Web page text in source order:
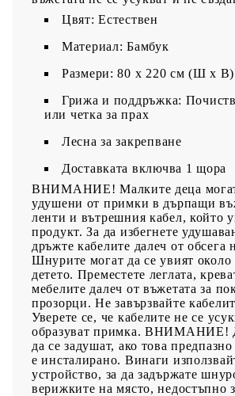
Цвят: Естествен
Материал: Бамбук
Размери: 80 x 220 см (Ш x В)
Грижа и поддръжка:
или четка за прах
Лесна за закрепване
Доставката включва 1 щора
ВНИМАНИЕ! Малките деца могат
удушени от примки в дърпащи
ленти и вътрешния кабел, който
продукт. За да избегнете
дръжте кабелите далеч от обсега
Шнурите могат да се увият около
детето. Преместете леглата,
мебелите далеч от въжетата за
прозорци. Не завързвайте
Уверете се, че кабелите не се
образуват примка. ВНИМАНИЕ!
да се задушат, ако това
е инсталирано. Винаги
устройство, за да задържате
верижките на място, недостъпно